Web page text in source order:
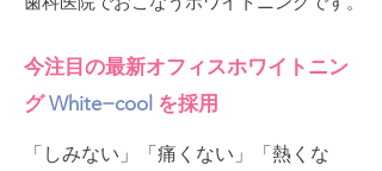
今注目の最新オフィスホワイトニン
グ White−cool を採用
「しみない」「痛くない」「熱くな